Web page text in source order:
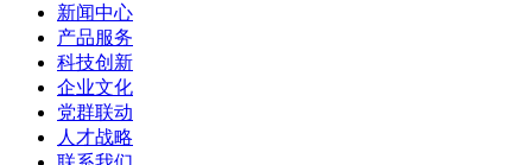
新闻中心
产品服务
科技创新
企业文化
党群联动
人才战略